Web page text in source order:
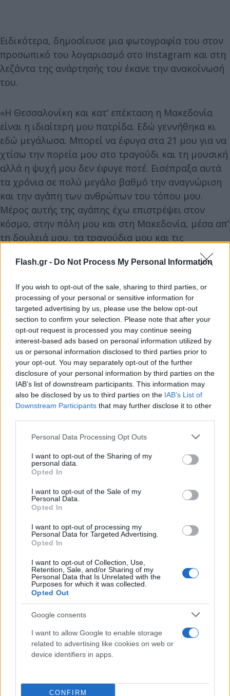
Flash.gr - Do Not Process My Personal Information
If you wish to opt-out of the sale, sharing to third parties, or
processing of your personal or sensitive information for
targeted advertising by us, please use the below opt-out
section to confirm your selection. Please note that after your
opt-out request is processed you may continue seeing
interest-based ads based on personal information utilized by
us or personal information disclosed to third parties prior to
your opt-out. You may separately opt-out of the further
disclosure of your personal information by third parties on the
IAB’s list of downstream participants. This information may
also be disclosed by us to third parties on the IAB’s List of
Downstream Participants that may further disclose it to other
Please note that this website/app uses one or more Google
not limited to your visit or usage behaviour. You may click to
grant or deny consent to Google and its third-party tags to
use your data for below specified purposes in below Google
consent section.
Personal Data Processing Opt Outs
I want to opt-out of the Sharing of my
personal data.
Opted In
I want to opt-out of the Sale of my
Personal Data.
Opted In
I want to opt-out of processing my
Personal Data for Targeted Advertising.
Opted In
I want to opt-out of Collection, Use,
Retention, Sale, and/or Sharing of my
Personal Data that Is Unrelated with the
Purposes for which it was collected.
Opted Out
Google consents
I want to allow Google to enable storage
related to advertising like cookies on web or
device identifiers in apps.
CONFIRM
Ειδικότερα, δημοσίευσε μια φωτογραφία του στον
προσωπικό του λογαριασμό στο Instagram και στη
λεζάντα της ανάρτησής του έκανε την ανακοίνωσή
του.
«Η Θεσσαλονίκη και κατ’ επέκταση η Μακεδονία
είναι η ιδιαίτερη μου πατρίδα. Εδώ γεννήθηκα κι
εδώ μεγάλωσα. Μπορεί να έφυγα στα 21 μου για να
χτίσω την πορεία μου στο τραγούδι και τη μουσική
αλλά η ψυχή μου δεν έφυγε ποτέ. Εισέπραξα αυτά
τα χρόνια σε πολύ μεγάλο βαθμό την αναγνώριση
και την αγάπη των ανθρώπων του τόπου μου.
Μέρος αυτής της αγάπης έχω επιστρέψει στον
κόσμο, στην πόλη μου και στη Μακεδονία, μέσα απ’
τη δουλειά μου, τα τραγούδια μου και τις
Στη συνέχεια, συμπλήρωσε: «Η πρόταση του
Περιφερειάρχη Απόστολου Τζιτζικώστα μου δίνει
την ευκαιρία να επιστρέψω ακόμα περισσότερο
αυτήν την αγάπη και μ’ ένα διαφορετικό τρόπο.
Μέσα από τις συναντήσεις μας και
κατάφερε να με πείσει ότι έχει στόχους και όραμα